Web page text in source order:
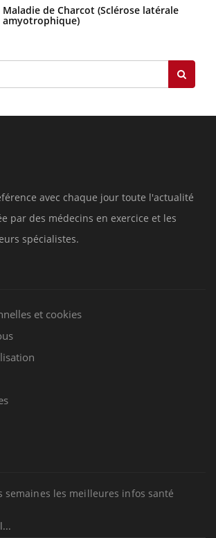
Maladie de Charcot (Sclérose latérale
amyotrophique)
avec chaque jour toute l'actualité
par des médecins en exercice et les
spécialistes.
et cookies
semaines les meilleures infos santé